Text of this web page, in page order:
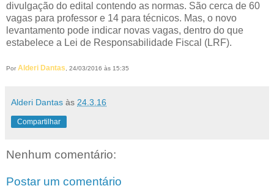
divulgação do edital contendo as normas. São cerca de 60
vagas para professor e 14 para técnicos. Mas, o novo
levantamento pode indicar novas vagas, dentro do que
estabelece a Lei de Responsabilidade Fiscal (LRF).
Por Alderi Dantas, 24/03/2016 às 15:35
Alderi Dantas às 24.3.16
Compartilhar
Nenhum comentário:
Postar um comentário